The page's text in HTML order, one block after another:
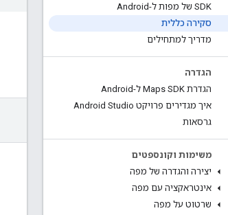
SDK של מפות ל-Android
סקירה כללית
מדריך למתחילים
הגדרה
הגדרת Maps SDK ל-Android
איך מגדירים פרויקט Android Studio
גרסאות
משימות וקונספטים
יצירה והגדרה של מפה
אינטראקציה עם מפה
שרטוט על מפה